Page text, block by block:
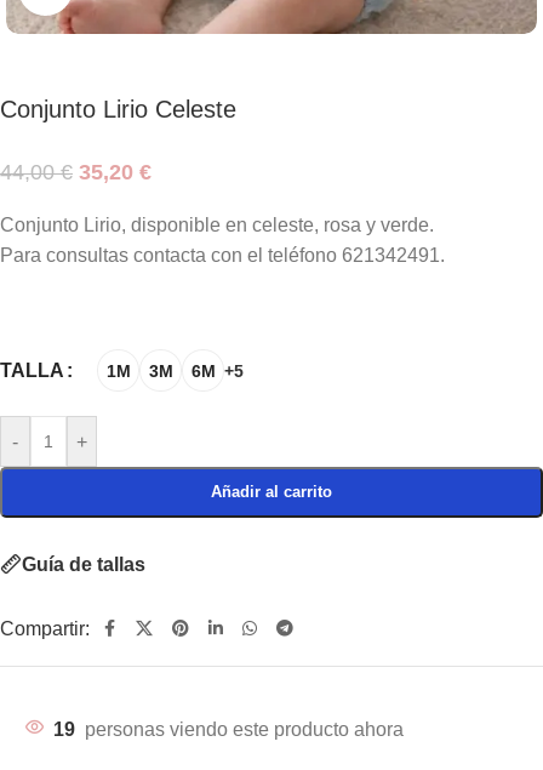
Conjunto Lirio Celeste
44,00€ 35,20 €
Conjunto Lirio, disponible en celeste, rosa y verde.
Para consultas contacta con el teléfono 621342491.
TALLA 1M 3M 6M +5
- +
Añadir al carrito
Guía de tallas
Compartir:
19 personas viendo este producto ahora